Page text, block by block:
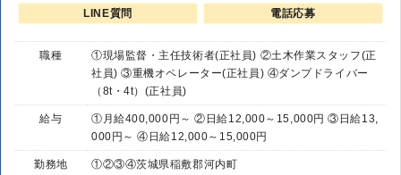
LINE質問 電話応募
職種
①現場監督・主任技術者(正社員) ②土木作業スタッフ(正
社員) ③重機オペレーター(正社員) ④ダンプドライバー
（8t・4t）(正社員)
給与
①月給400,000円～ ②日給12,000～15,000円 ③日給13,
000円～ ④日給12,000～15,000円
勤務地 ①②③④茨城県稲敷郡河内町